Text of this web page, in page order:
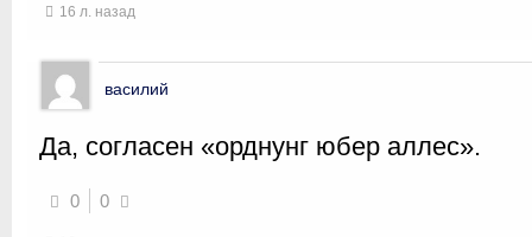
16 л. назад
василий
Да, согласен «орднунг юбер аллес».
0 0